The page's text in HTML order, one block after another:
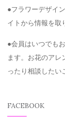
●フラワーデザイ
イトから情報を取
●会員はいつでも
ます。お花のアレ
ったり相談したい
FACEBOOK